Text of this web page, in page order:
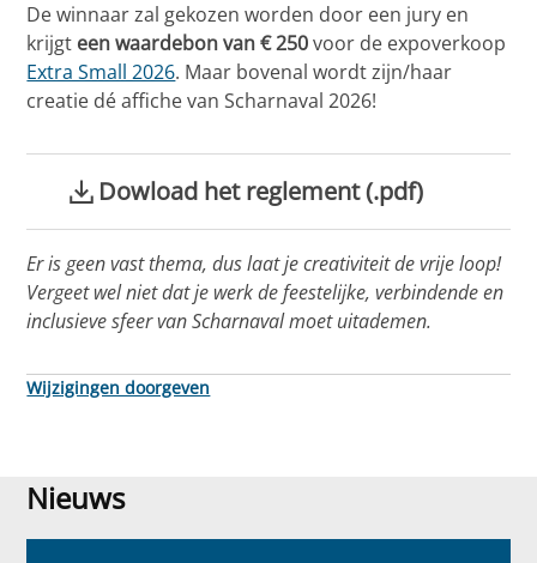
De winnaar zal gekozen worden door een jury en
krijgt een waardebon van € 250voor de expoverkoop
Extra Small 2026. Maar bovenal wordt zijn/haar
creatie dé affiche van Scharnaval 2026!
Dowload het reglement (.pdf)
Er is geen vast thema, dus laat je creativiteit de vrije loop!
Vergeet wel niet dat je werk de feestelijke, verbindende en
inclusieve sfeer van Scharnaval moet uitademen.
Wijzigingen doorgeven
Nieuws
Nieuws